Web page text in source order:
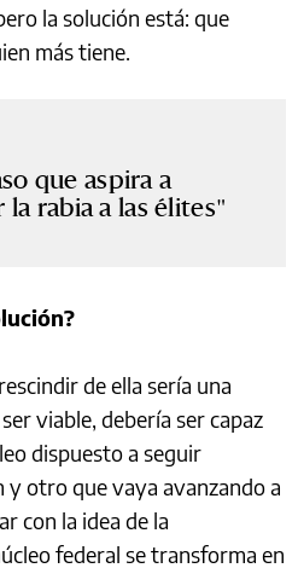
la solución está: que
más tiene.
que aspira a
rabia a las élites
de ella sería una
viable, debería ser capaz
dispuesto a seguir
y otro que vaya avanzando a
con la idea de la
federal se transforma en